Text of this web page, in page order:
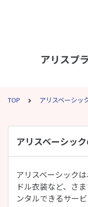
アリスプ
TOP アリスベーシッ
アリスベーシッ
アリスベーシック
ドル衣装など、さ
ンタルできるサービ